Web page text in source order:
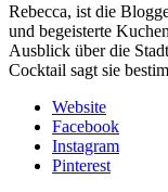
Rebecca, ist die
und begeisterte
Ausblick über die
Cocktail sagt sie
Website
Facebook
Instagram
Pinterest